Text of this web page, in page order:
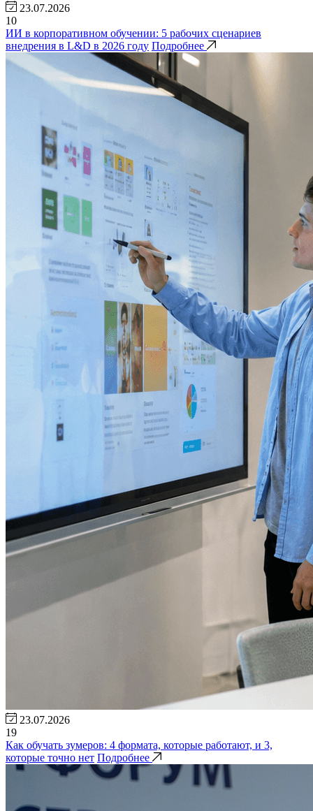
23.07.2026
10
ИИ в корпоративном обучении: 5 рабочих сценариев
внедрения в L&D в 2026 году Подробнее
23.07.2026
19
Как обучать зумеров: 4 формата, которые работают, и 3,
которые точно нет Подробнее